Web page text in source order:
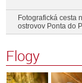
Fotografická cesta
ostrovov Ponta do
Flogy